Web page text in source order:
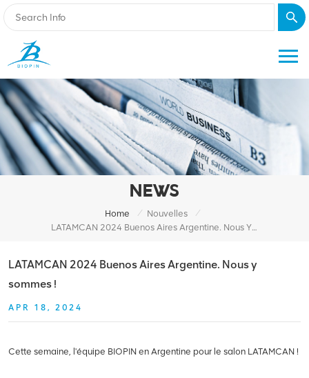
NEWS
Home / Nouvelles
/
LATAMCAN 2024 Buenos Aires Argentine. Nous Y Sommes !
LATAMCAN 2024 Buenos Aires Argentine. Nous y
sommes !
APR 18, 2024
Cette semaine, l'équipe BIOPIN en Argentine pour le salon LATAMCAN !